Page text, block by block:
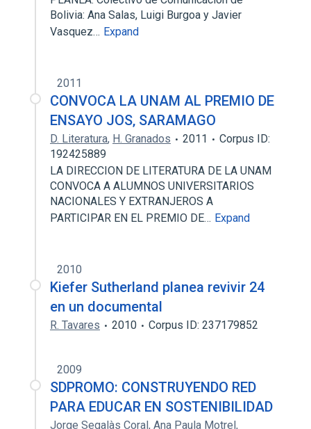
Bolivia: Ana Salas, Luigi Burgoa y Javier
Vasquez… Expand
2011
CONVOCA LA UNAM AL PREMIO DE
ENSAYO JOS‚ SARAMAGO
D. Literatura, H. Granados 2011
Corpus ID:
192425889
LA DIRECCION DE LITERATURA DE LA UNAM
CONVOCA A ALUMNOS UNIVERSITARIOS
NACIONALES Y EXTRANJEROS A
PARTICIPAR EN EL PREMIO DE… Expand
2010
Kiefer Sutherland planea revivir 24
en un documental
R. Tavares 2010 Corpus ID: 237179852
2009
SDPROMO: CONSTRUYENDO RED
PARA EDUCAR EN SOSTENIBILIDAD
Jorge Segalàs Coral, Ana Paula Motrel,